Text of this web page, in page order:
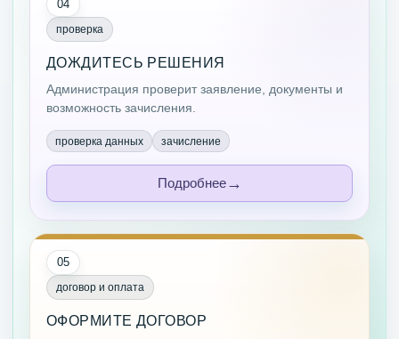
04
проверка
ДОЖДИТЕСЬ РЕШЕНИЯ
Администрация проверит заявление, документы и
возможность зачисления.
проверка данных зачисление
Подробнее
05
договор и оплата
ОФОРМИТЕ ДОГОВОР